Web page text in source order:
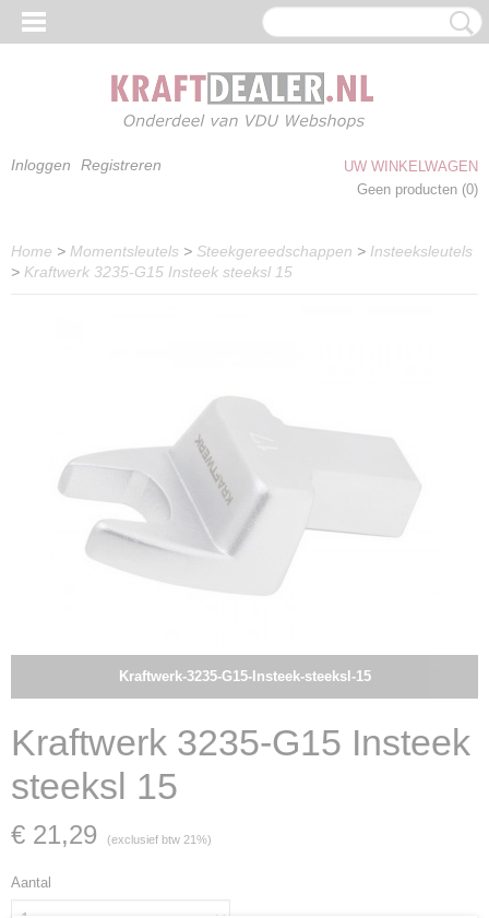
Inloggen Registreren
UW WINKELWAGEN
Geen producten (0)
Home > Momentsleutels > Steekgereedschappen > Insteeksleutels
> Kraftwerk 3235-G15 Insteek steeksl 15
Kraftwerk-3235-G15-Insteek-steeksl-15
Kraftwerk 3235-G15 Insteek
steeksl 15
€ 21,29 (exclusief btw 21%)
Aantal